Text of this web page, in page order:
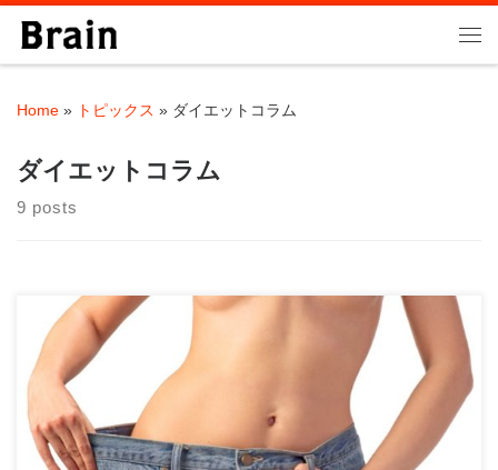
Skip to content
Home » トピックス » ダイエットコラム
ダイエットコラム
9 posts
はじめに ダイエットは永遠のテーマであり、多くの人が試行錯
誤を重ねています。しかし、巷にあふれる情報 […]